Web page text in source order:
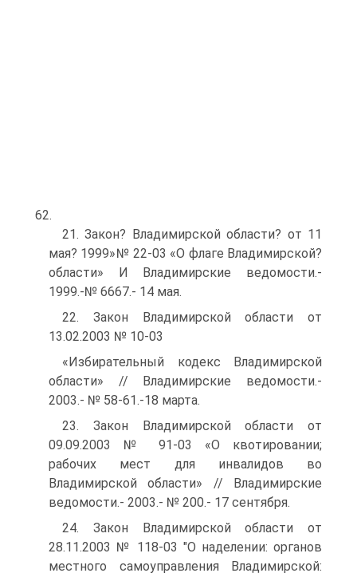
62.
21. Закон? Владимирской области? от 11
мая? 1999»№ 22-03 «О флаге Владимирской?
области» И Владимирские ведомости.-
1999.-№ 6667.- 14 мая.
22. Закон Владимирской области от
13.02.2003 № 10-03
«Избирательный кодекс Владимирской
области» // Владимирские ведомости.-
2003.- № 58-61.-18 марта.
23. Закон Владимирской области от
09.09.2003 № 91-03 «О квотировании;
рабочих мест для инвалидов во
Владимирской области» // Владимирские
ведомости.- 2003.- № 200.- 17 сентября.
24. Закон Владимирской области от
28.11.2003 № 118-03 "О наделении: органов
местного самоуправления Владимирской: